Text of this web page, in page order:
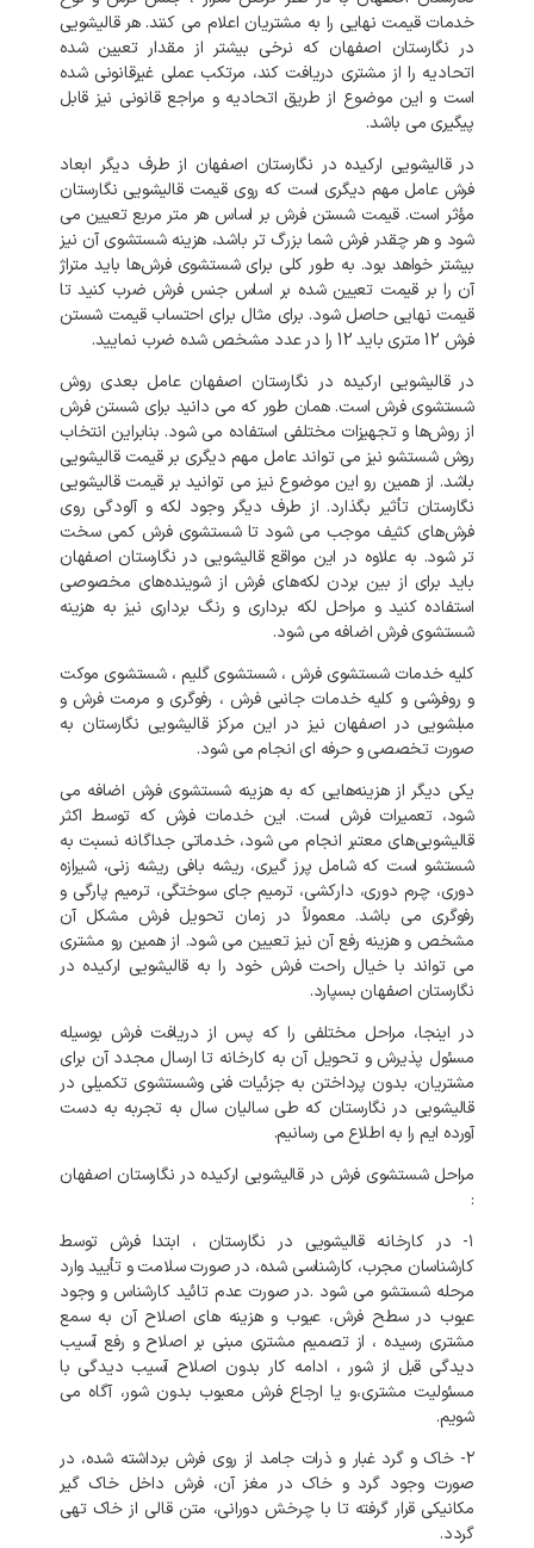
خدمات قیمت نهایی را به مشتریان اعلام می کنند. هر قالیشویی
در نگارستان اصفهان که نرخی بیشتر از مقدار تعیین شده
اتحادیه را از مشتری دریافت کند، مرتکب عملی غیرقانونی شده
است و این موضوع از طریق اتحادیه و مراجع قانونی نیز قابل
پیگیری می باشد.
در قالیشویی ارکیده در نگارستان اصفهان از طرف دیگر ابعاد
فرش عامل مهم دیگری است که روی قیمت قالیشویی نگارستان
مؤثر است. قیمت شستن فرش بر اساس هر متر مربع تعیین می
شود و هر چقدر فرش شما بزرگ تر باشد، هزینه شستشوی آن نیز
بیشتر خواهد بود. به طور کلی برای شستشوی فرش‌ها باید متراژ
آن را بر قیمت تعیین شده بر اساس جنس فرش ضرب کنید تا
قیمت نهایی حاصل شود. برای مثال برای احتساب قیمت شستن
فرش 12 متری باید 12 را در عدد مشخص شده ضرب نمایید.
در قالیشویی ارکیده در نگارستان اصفهان عامل بعدی روش
شستشوی فرش است. همان طور که می دانید برای شستن فرش
از روش‌ها و تجهیزات مختلفی استفاده می شود. بنابراین انتخاب
روش شستشو نیز می تواند عامل مهم دیگری بر قیمت قالیشویی
باشد. از همین رو این موضوع نیز می توانید بر قیمت قالیشویی
نگارستان تأثیر بگذارد. از طرف دیگر وجود لکه و آلودگی روی
فرش‌های کثیف موجب می شود تا شستشوی فرش کمی سخت
تر شود. به علاوه در این مواقع قالیشویی در نگارستان اصفهان
باید برای از بین بردن لکه‌های فرش از شوینده‌های مخصوصی
استفاده کنید و مراحل لکه برداری و رنگ برداری نیز به هزینه
شستشوی فرش اضافه می شود.
کلیه خدمات شستشوی فرش ، شستشوی گلیم ، شستشوی موکت
و روفرشی و کلیه خدمات جانبی فرش ، رفوگری و مرمت فرش و
مبلشویی در اصفهان نیز در این مرکز قالیشویی نگارستان به
صورت تخصصی و حرفه ای انجام می شود.
یکی دیگر از هزینه‌هایی که به هزینه شستشوی فرش اضافه می
شود، تعمیرات فرش است. این خدمات فرش که توسط اکثر
قالیشویی‌های معتبر انجام می شود، خدماتی جداگانه نسبت به
شستشو است که شامل پرز گیری، ریشه بافی ریشه زنی، شیرازه
دوری، چرم دوری، دارکشی، ترمیم جای سوختگی، ترمیم پارگی و
رفوگری می باشد. معمولاً در زمان تحویل فرش مشکل آن
مشخص و هزینه رفع آن نیز تعیین می شود. از همین رو مشتری
می تواند با خیال راحت فرش خود را به قالیشویی ارکیده در
نگارستان اصفهان بسپارد.
در اینجا، مراحل مختلفی را که پس از دریافت فرش بوسیله
مسئول پذیرش و تحویل آن به کارخانه تا ارسال مجدد آن برای
مشتریان، بدون پرداختن به جزئیات فنی وشستشوی تکمیلی در
قالیشویی در نگارستان که طی سالیان سال به تجربه به دست
آورده ایم را به اطلاع می رسانیم.
مراحل شستشوی فرش در قالیشویی ارکیده در نگارستان اصفهان
:
۱- در کارخانه
قالیشویی در نگارستان ، ابتدا فرش توسط
کارشناسان مجرب، کارشناسی شده، در صورت سلامت و تأیید وارد
مرحله شستشو می شود .در صورت عدم تائید کارشناس و وجود
عیوب در سطح فرش، عیوب و هزینه های اصلاح آن به سمع
مشتری رسیده ، از تصمیم مشتری مبنی بر اصلاح و رفع آسیب
دیدگی قبل از شور ، ادامه کار بدون اصلاح آسیب دیدگی با
مسئولیت مشتری،و یا ارجاع فرش معیوب بدون شور، آگاه می
شویم.
۲- خاک و گرد غبار و ذرات جامد از روی فرش برداشته شده، در
صورت وجود گرد و خاک در مغز آن، فرش داخل خاک گیر
مکانیکی قرار گرفته تا با چرخش دورانی، متن قالی از خاک تهی
گردد.